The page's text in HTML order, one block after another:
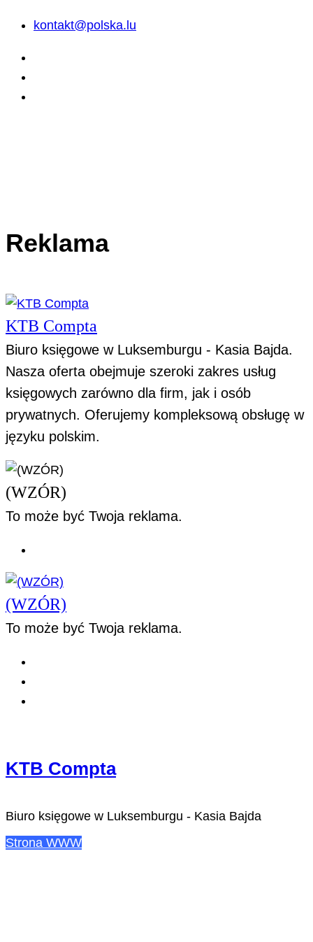
kontakt@polska.lu
Reklama
KTB Compta
Biuro księgowe w Luksemburgu - Kasia Bajda.
Nasza oferta obejmuje szeroki zakres usług
księgowych zarówno dla firm, jak i osób
prywatnych. Oferujemy kompleksową obsługę w
języku polskim.
(WZÓR)
To może być Twoja reklama.
(WZÓR)
To może być Twoja reklama.
KTB Compta
Biuro księgowe w Luksemburgu - Kasia Bajda
Strona WWW